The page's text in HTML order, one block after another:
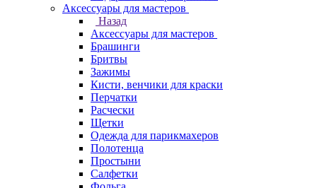
Аксессуары для мастеров
Назад
Аксессуары для мастеров
Брашинги
Бритвы
Зажимы
Кисти, венчики для краски
Перчатки
Расчески
Щетки
Одежда для парикмахеров
Полотенца
Простыни
Салфетки